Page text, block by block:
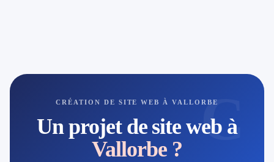
C
CRÉATION DE SITE WEB À VALLORBE
Un projet de site web à
Vallorbe ?